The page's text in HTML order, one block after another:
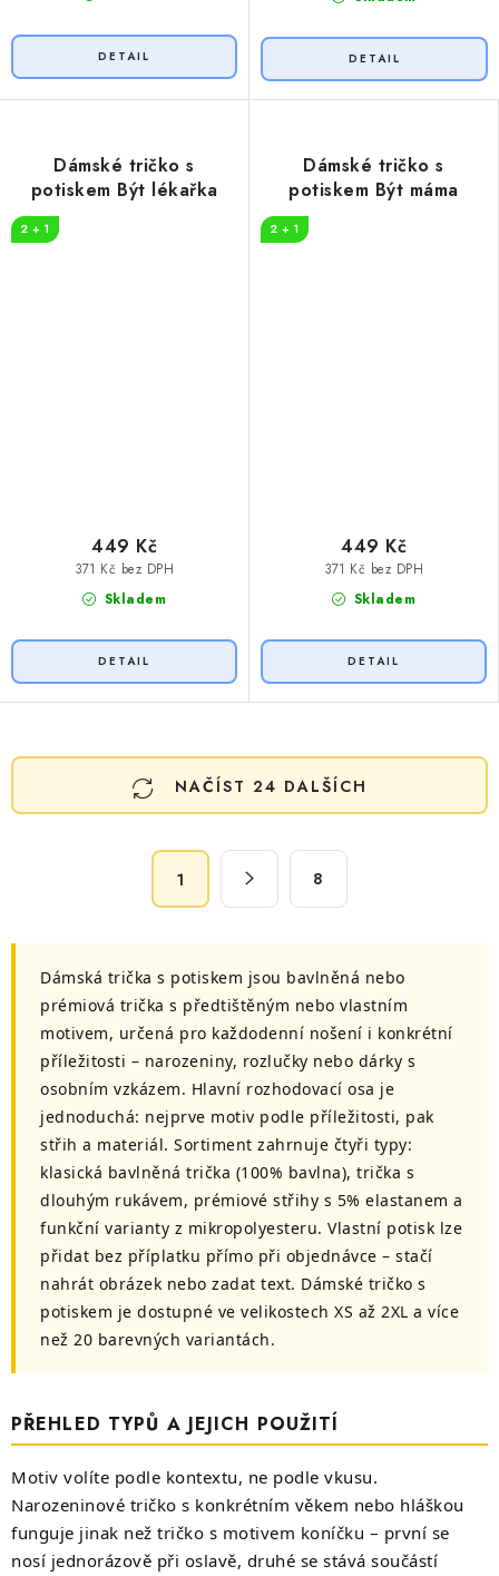
Dámské tričko s
potiskem Být lékařka
2 + 1
Skladem
371 Kč bez DPH
449 Kč
Dámské tričko s
potiskem Být máma
2 + 1
Skladem
371 Kč bez DPH
449 Kč
O
v
c
NAČÍST 24 DALŠÍCH
á
1 8
Dámská trička s potiskem jsou bavlněná nebo
prémiová trička s předtištěným nebo vlastním
motivem, určená pro každodenní nošení i konkrétní
příležitosti – narozeniny, rozlučky nebo dárky s
osobním vzkázem. Hlavní rozhodovací osa je
jednoduchá: nejprve motiv podle příležitosti, pak
střih a materiál. Sortiment zahrnuje čtyři typy:
klasická bavlněná trička (100% bavlna), trička s
dlouhým rukávem, prémiové střihy s 5% elastanem a
funkční varianty z mikropolyesteru. Vlastní potisk lze
přidat bez příplatku přímo při objednávce – stačí
nahrát obrázek nebo zadat text. Dámské tričko s
potiskem je dostupné ve velikostech XS až 2XL a více
než 20 barevných variantách.
PŘEHLED TYPŮ A JEJICH POUŽITÍ
Motiv volíte podle kontextu, ne podle vkusu.
Narozeninové tričko s konkrétním věkem nebo hláškou
funguje jinak než tričko s motivem koníčku – první se
nosí jednorázově při oslavě, druhé se stává součástí